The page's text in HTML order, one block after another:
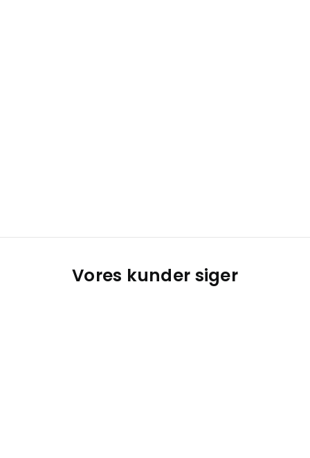
Vores kunder siger